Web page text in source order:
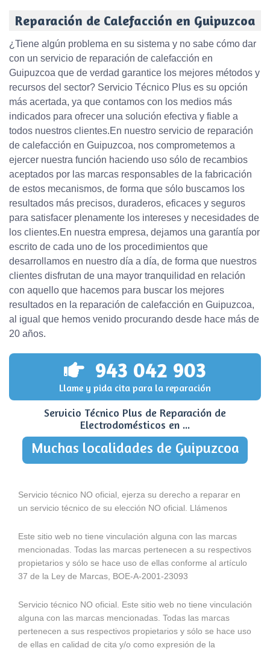
Reparación de Calefacción en Guipuzcoa
¿Tiene algún problema en su sistema y no sabe cómo dar
con un servicio de reparación de calefacción en
Guipuzcoa que de verdad garantice los mejores métodos y
recursos del sector? Servicio Técnico Plus es su opción
más acertada, ya que contamos con los medios más
indicados para ofrecer una solución efectiva y fiable a
todos nuestros clientes.En nuestro servicio de reparación
de calefacción en Guipuzcoa, nos comprometemos a
ejercer nuestra función haciendo uso sólo de recambios
aceptados por las marcas responsables de la fabricación
de estos mecanismos, de forma que sólo buscamos los
resultados más precisos, duraderos, eficaces y seguros
para satisfacer plenamente los intereses y necesidades de
los clientes.En nuestra empresa, dejamos una garantía por
escrito de cada uno de los procedimientos que
desarrollamos en nuestro día a día, de forma que nuestros
clientes disfrutan de una mayor tranquilidad en relación
con aquello que hacemos para buscar los mejores
resultados en la reparación de calefacción en Guipuzcoa,
al igual que hemos venido procurando desde hace más de
20 años.
943 042 903
Llame y pida cita para la reparación
Servicio Técnico Plus de Reparación de
Electrodomésticos en ...
Muchas localidades de Guipuzcoa
Servicio técnico NO oficial, ejerza su derecho a reparar en
un servicio técnico de su elección NO oficial. Llámenos
Este sitio web no tiene vinculación alguna con las marcas
mencionadas. Todas las marcas pertenecen a su respectivos
propietarios y sólo se hace uso de ellas conforme al artículo
37 de la Ley de Marcas, BOE-A-2001-23093
Servicio técnico NO oficial. Este sitio web no tiene vinculación
alguna con las marcas mencionadas. Todas las marcas
pertenecen a sus respectivos propietarios y sólo se hace uso
de ellas en calidad de cita y/o como expresión de la